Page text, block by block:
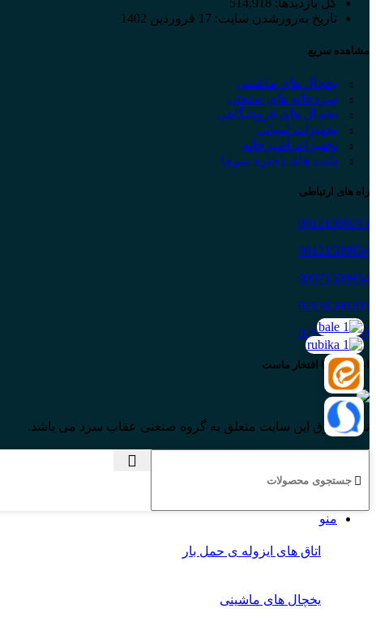
کل بازدیدها: 514,918
تاریخ به‌روزشدن سایت: 17 فروردین 1402
مشاهده سریع
یخچال های ماشینی
سردخانه های صنعتی
یخچال های فروشگاهی
تجهیزات لبنیاتی
تجهیزات آشپزخانه
پلیت های ذخیره سرما
راه های ارتباطی
09121908243
09121509834
09371509834
02156390205
02156390209
اعتماد شما افتخار ماست
تمام حقوق این سایت متعلق به گروه صنعتی عقاب سرد می باشد.
منو
اتاق های ایزوله ی حمل بار
یخچال های ماشینی